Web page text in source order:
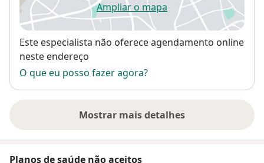
Ampliar o mapaabre num novo separador
Disponibilidade
Este especialista não oferece agendamento online
neste endereço
O que eu posso fazer agora?
Mostrar mais detalhes
sobre o endereço
Planos de saúde não aceitos